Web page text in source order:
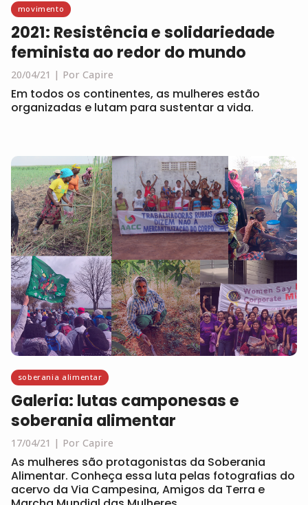
movimento
2021: Resistência e solidariedade
feminista ao redor do mundo
20/04/21 Por Capire
Em todos os continentes, as mulheres estão
organizadas e lutam para sustentar a vida.
soberania alimentar
Galeria: lutas camponesas e
soberania alimentar
17/04/21 Por Capire
As mulheres são protagonistas da Soberania
Alimentar. Conheça essa luta pelas fotografias do
acervo da Via Campesina, Amigos da Terra e